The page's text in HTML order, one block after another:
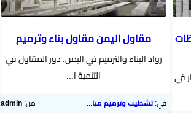
في
مقاول اليمن مقاول بناء وترميم
رواد البناء والترميم في اليمن: دور المقاول في
التنمية ا...
في:تشطيب وترميم مباني من:admin